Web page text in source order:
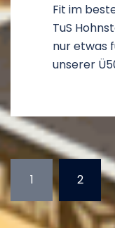
Fit im
TuS
nur etwas
unserer
der
Beiträge
1 2